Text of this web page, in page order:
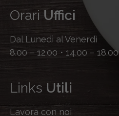
Orari Uffici
Dal Lunedì al Venerdì
8.00 – 12.00 • 14.00 – 18.00
Links Utili
Lavora con noi